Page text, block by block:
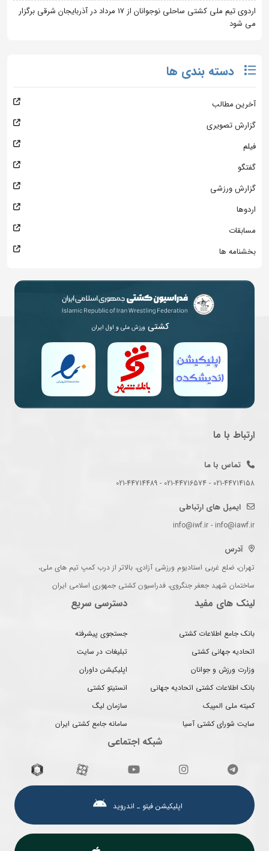
اردوی تیم ملی کشتی ساحلی نوجوانان از 17 مرداد در آذربایجان شرقی برگزار
می شود
دسته بندی ها
آخرین مطالب
گزارش تصویری
فیلم
گفتگو
گزارش ورزشی
اردوها
مسابقات
بخشنامه ها
کشتی ورزش ملی و اول ایران
ارتباط با ما
تماس با ما
021-44714158 - 021-44716574 - 021-44714489
ایمیل های ارتباطی
info@iwf.ir - info@iawf.ir
آدرس
تهران، ضلع غربی استادیوم ورزشی آزادی، بالاتر از درب کمپ تیم های ملی،
ساختمان شهید جعفر جنگروی، فدراسیون کشتی جمهوری اسلامی ایران
لینک های مفید
بانک جامع اطلاعات کشتی
اتحادیه جهانی کشتی
وزارت ورزش و جوانان
بانک اطلاعات کشتی اتحادیه جهانی
کمیته ملی المپیک
سایت شورای کشتی آسیا
دسترسی سریع
جستجوی پیشرفته
تبلیغات در سایت
اپلیکیشن داوران
انستیتو کشتی
سازمان لیگ
سامانه جامع کشتی ایران
شبکه اجتماعی
اپلیکیشن فیتو ـ اندروید